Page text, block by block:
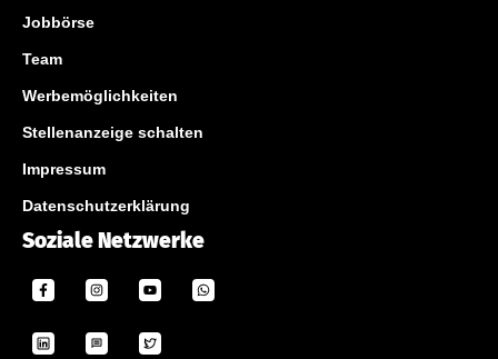
Jobbörse
Team
Werbemöglichkeiten
Stellenanzeige schalten
Impressum
Datenschutzerklärung
Soziale Netzwerke